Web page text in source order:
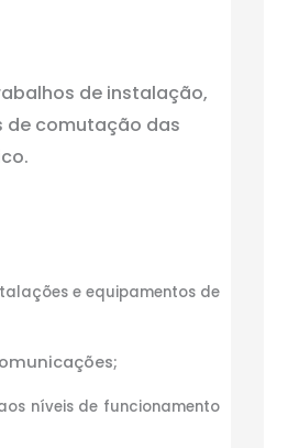
de instalação,
de comutação das
e equipamentos de
níveis de funcionamento